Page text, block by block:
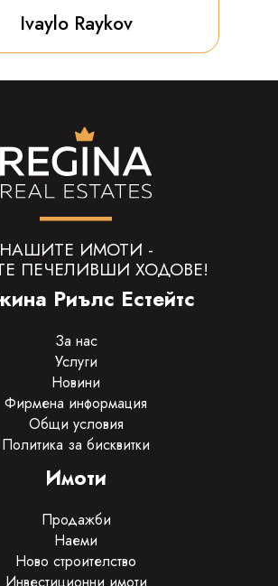
Ivaylo Raykov
НАШИТЕ ИМОТИ -
ПЕЧЕЛИВШИ ХОДОВЕ!
Риълс Естейтс
За нас
Услуги
Новини
Фирмена информация
Общи условия
Политика за бисквитки
Имоти
Продажби
Наеми
Ново строителство
Инвестиционни имоти